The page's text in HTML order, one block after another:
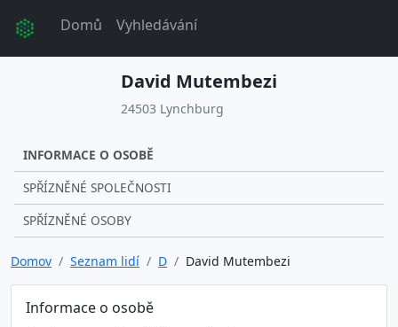
Domů Vyhledávání
David Mutembezi
24503 Lynchburg
INFORMACE O OSOBĚ
SPŘÍZNĚNÉ SPOLEČNOSTI
SPŘÍZNĚNÉ OSOBY
Domov Seznam lidí D David Mutembezi
Informace o osobě